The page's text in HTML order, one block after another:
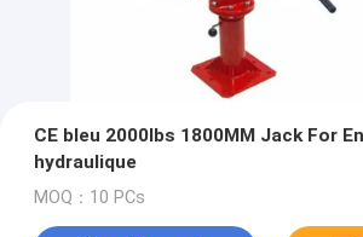
CE bleu 2000lbs 1800MM Jack For
hydraulique
MOQ：10 PCs